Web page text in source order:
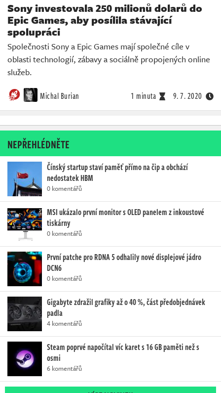
Sony investovala 250 milionů dolarů do
Epic Games, aby posílila stávající
spolupráci
Společnosti Sony a Epic Games mají společné cíle v
oblasti technologií, zábavy a sociálně propojených online
služeb.
Michal Burian 1 minuta 9. 7. 2020
NEPŘEHLÉDNĚTE
Čínský startup staví paměť přímo na čip a obchází
nedostatek HBM
0 komentářů
MSI ukázalo první monitor s OLED panelem z inkoustové
tiskárny
0 komentářů
První patche pro RDNA 5 odhalily nové displejové jádro
DCN6
0 komentářů
Gigabyte zdražil grafiky až o 40 %, část předobjednávek
padla
4 komentářů
Steam poprvé napočítal víc karet s 16 GB paměti než s
osmi
6 komentářů